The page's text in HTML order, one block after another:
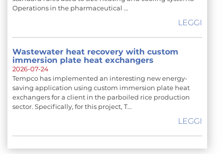
Operations in the pharmaceutical ...
LEGGI
Wastewater heat recovery with custom
immersion plate heat exchangers
2026-07-24
Tempco has implemented an interesting new energy-
saving application using custom immersion plate heat
exchangers for a client in the parboiled rice production
sector. Specifically, for this project, T...
LEGGI